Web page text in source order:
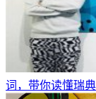
词，带你读懂瑞